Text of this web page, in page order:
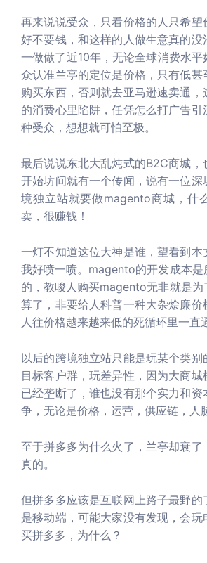
再来说说受众，只看价格的人只希望
好不要钱，和这样的人做生意真的没
一做做了近10年，无论全球消费水平
众认准兰亭的定位是价格，只有低甚
购买东西，否则就去亚马逊速卖通
的消费心里陷阱，任凭怎么打广告
种受众，想想就可怕至极。
最后说说东北大乱炖式的B2C商城，
开始坊间就有一个传闻，说有一位深
境独立站就要做magento商城，什
卖，很赚钱！
一灯不知道这位大神是谁，望看到本
我好喷一喷。magento的开发成本是
的，教唆人购买magento无非就是为
算了，非要给人科普一种大杂烩廉价
人往价格越来越来低的死循环里一直
以后的跨境独立站只能是玩某个类别
目标客户群，玩差异性，因为大商
已经垄断了，谁也没有那个实力和
争，无论是价格，运营，供应链，人
至于拼多多为什么火了，兰亭却衰了
真的。
但拼多多应该是互联网上路子最野的
是移动端，可能大家没有发现，会玩
买拼多多，为什么？